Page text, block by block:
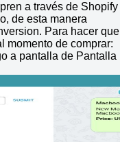
a través de Shopify
de esta manera
Para hacer que
momento de comprar:
a pantalla de Pantalla